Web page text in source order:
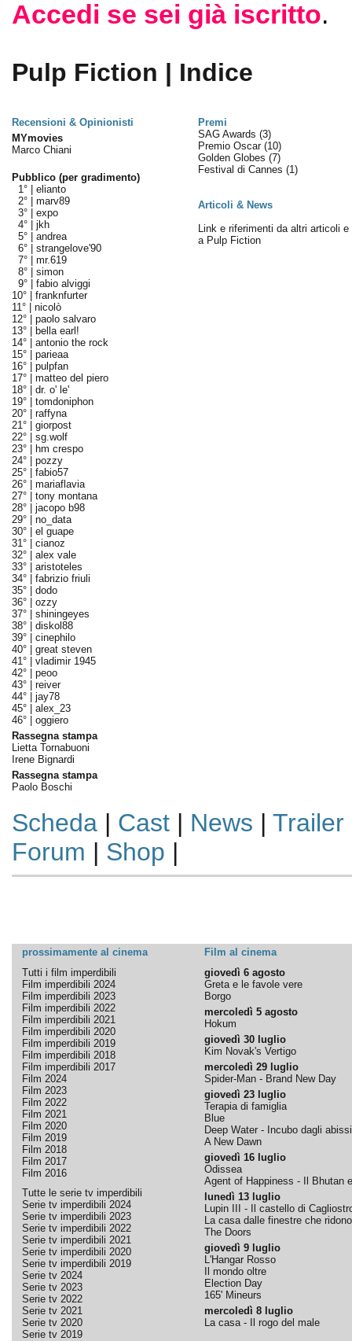
Accedi se sei già iscritto.
Pulp Fiction | Indice
Recensioni & Opinionisti
Premi
MYmovies
Marco Chiani
Pubblico (per gradimento)
1° | elianto
2° | marv89
3° | expo
4° | jkh
5° | andrea
6° | strangelove'90
7° | mr.619
8° | simon
9° | fabio alviggi
10° | franknfurter
11° | nicolò
12° | paolo salvaro
13° |
bella earl!
14° | antonio the rock
15° | parieaa
16° | pulpfan
17° | matteo del piero
18° | dr. o' le'
19° | tomdoniphon
20° | raffyna
21° | giorpost
22° | sg.wolf
23° |
hm crespo
24° | pozzy
25° | fabio57
26° | mariaflavia
27° | tony montana
28° | jacopo b98
29° | no_data
30° | el guape
31° | cianoz
32° | alex vale
33° | aristoteles
34° | fabrizio friuli
35° | dodo
36° | ozzy
37° | shiningeyes
38° | diskol88
39° | cinephilo
40° | great steven
41° | vladimir 1945
42° | peoo
43° | reiver
44° | jay78
45° | alex_23
46° | oggiero
Rassegna stampa
Lietta Tornabuoni
Irene Bignardi
Rassegna stampa
Paolo Boschi
SAG Awards (3)
Premio Oscar (10)
Golden Globes (7)
Festival di Cannes (1)
Articoli & News
Link e riferimenti da altri articoli e
a Pulp Fiction
Scheda| Cast| News | Trailer
Forum | Shop |
prossimamente al cinema
Film al cinema
Tutti i film imperdibili
Film imperdibili 2024
Film imperdibili 2023
Film imperdibili 2022
Film imperdibili 2021
Film imperdibili 2020
Film imperdibili 2019
Film imperdibili 2018
Film imperdibili 2017
Film 2024
Film 2023
Film 2022
Film 2021
Film 2020
Film 2019
Film 2018
Film 2017
Film 2016
Tutte le serie tv imperdibili
Serie tv imperdibili 2024
Serie tv imperdibili 2023
Serie tv imperdibili 2022
Serie tv imperdibili 2021
Serie tv imperdibili 2020
Serie tv imperdibili 2019
Serie tv 2024
Serie tv 2023
Serie tv 2022
Serie tv 2021
Serie tv 2020
Serie tv 2019
giovedì 6 agosto
Greta e le favole vere
Borgo
mercoledì 5 agosto
Hokum
giovedì 30 luglio
Kim Novak's Vertigo
mercoledì 29 luglio
Spider-Man - Brand New Day
giovedì 23 luglio
Terapia di famiglia
Blue
Deep Water - Incubo dagli abissi
A New Dawn
giovedì 16 luglio
Odissea
Agent of Happiness - Il Bhutan
lunedì 13 luglio
Lupin III - Il castello di
La casa dalle finestre che ridono
The Doors
giovedì 9 luglio
L'Hangar Rosso
Il mondo oltre
Election Day
165' Mineurs
mercoledì 8 luglio
La casa - Il rogo del male